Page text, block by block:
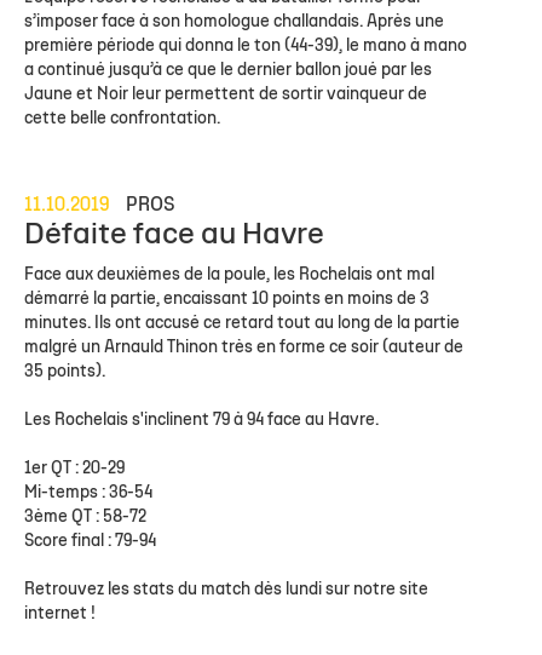
s’imposer face à son homologue challandais. Après une
première période qui donna le ton (44-39), le mano à mano
a continué jusqu’à ce que le dernier ballon joué par les
Jaune et Noir leur permettent de sortir vainqueur de
cette belle confrontation.
11.10.2019 PROS
Défaite face au Havre
Face aux deuxièmes de la poule, les Rochelais ont mal
démarré la partie, encaissant 10 points en moins de 3
minutes. Ils ont accusé ce retard tout au long de la partie
malgré un Arnauld Thinon très en forme ce soir (auteur de
35 points).
Les Rochelais s'inclinent 79 à 94 face au Havre.
1er QT : 20-29
Mi-temps : 36-54
3ème QT : 58-72
Score final : 79-94
Retrouvez les stats du match dès lundi sur notre site
internet !